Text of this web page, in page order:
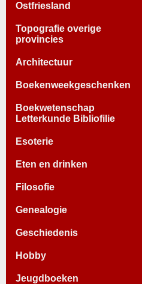
Ostfriesland
Topografie overige
provincies
Architectuur
Boekenweekgeschenken
Boekwetenschap
Letterkunde Bibliofilie
Esoterie
Eten en drinken
Filosofie
Genealogie
Geschiedenis
Hobby
Jeugdboeken